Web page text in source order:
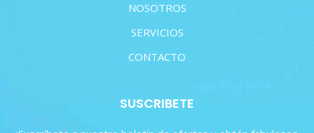
NOSOTROS
SERVICIOS
CONTACTO
SUSCRIBETE